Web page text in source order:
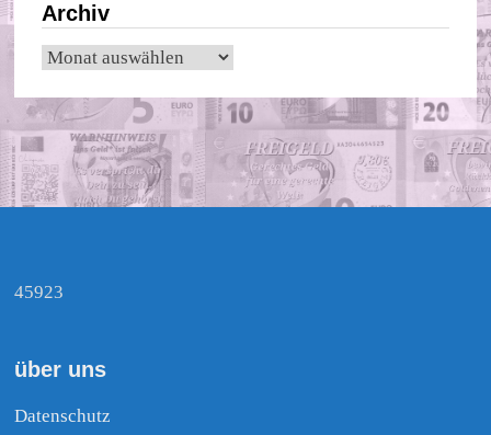
Archiv
Archiv
45923
über uns
Datenschutz